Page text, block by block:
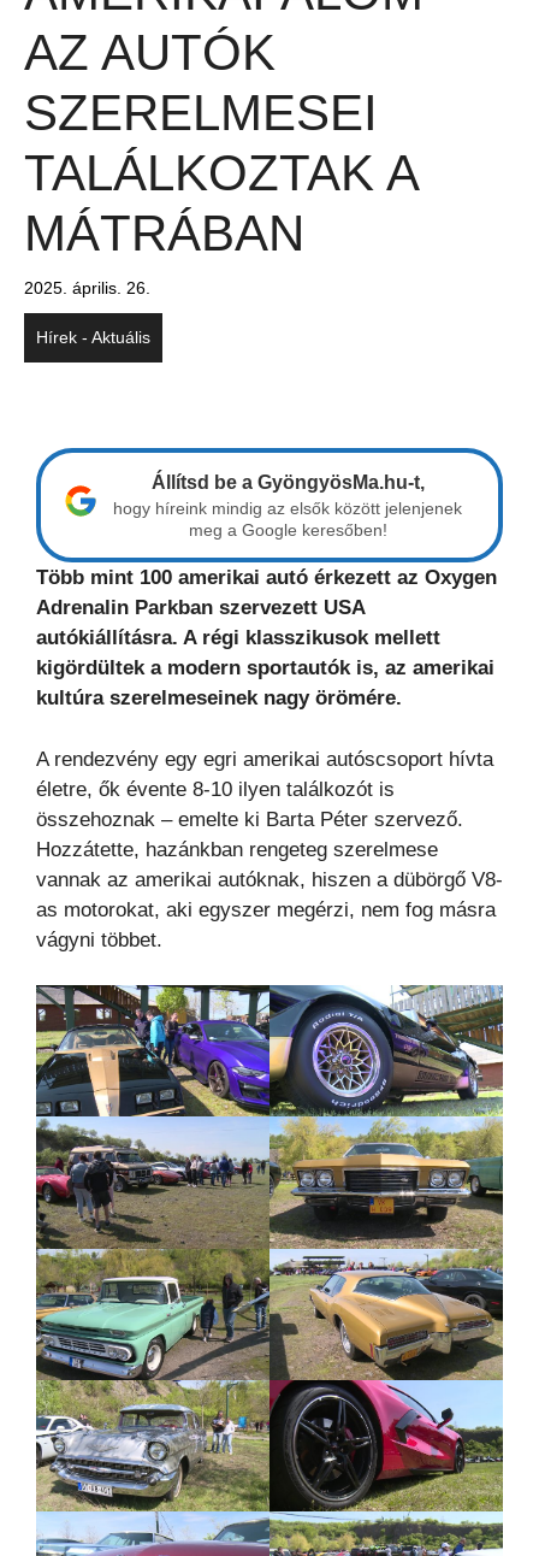
AZ AUTÓK
SZERELMESEI
TALÁLKOZTAK A
MÁTRÁBAN
2025. április. 26.
Hírek - Aktuális
Állítsd be a GyöngyösMa.hu-t,
hogy híreink mindig az elsők között jelenjenek
meg a Google keresőben!
Több mint 100 amerikai autó érkezett az Oxygen
Adrenalin Parkban szervezett USA
autókiállításra. A régi klasszikusok mellett
kigördültek a modern sportautók is, az amerikai
kultúra szerelmeseinek nagy örömére.
A rendezvény egy egri amerikai autóscsoport hívta
életre, ők évente 8-10 ilyen találkozót is
összehoznak – emelte ki Barta Péter szervező.
Hozzátette, hazánkban rengeteg szerelmese
vannak az amerikai autóknak, hiszen a dübörgő V8-
as motorokat, aki egyszer megérzi, nem fog másra
vágyni többet.